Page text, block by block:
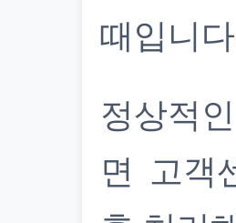
때입니
정상적
면 고객